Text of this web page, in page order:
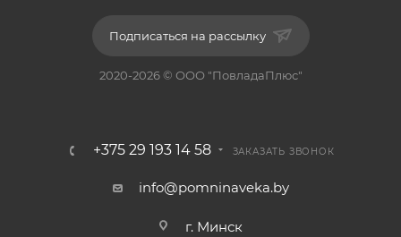
Подписаться на рассылку
2020-2026 © ООО "ПовладаПлюс"
+375 29 193 14 58 ЗАКАЗАТЬ ЗВОНОК
info@pomninaveka.by
г. Минск